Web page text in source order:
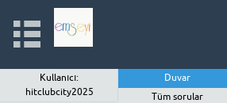
Kullanıcı:
hitclubcity2025
Duvar
Tüm sorular